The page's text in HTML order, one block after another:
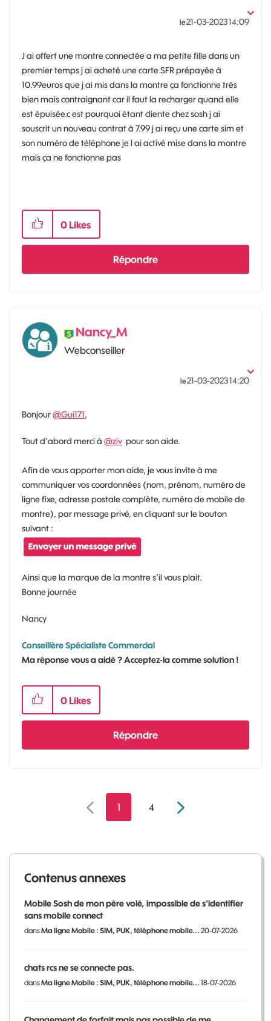
le‎21-03-202314:09
J ai offert une montre connectée a ma petite fille dans un
premier temps j ai acheté une carte SFR prépayée à
10.99euros que j ai mis dans la montre ça fonctionne très
bien mais contraignant car il faut la recharger quand elle
est épuisée.c est pourquoi étant cliente chez sosh j ai
souscrit un nouveau contrat à 7.99 j ai reçu une carte sim et
son numéro de téléphone je l ai activé mise dans la montre
mais ça ne fonctionne pas
0 Likes
Répondre
Nancy_M
Webconseiller
le‎21-03-202314:20
Bonjour@Gui171,
Tout d'abord merci à @ziv pour son aide.
Afin de vous apporter mon aide, je vous invite à me
communiquer vos coordonnées (nom, prénom, numéro de
ligne fixe, adresse postale complète, numéro de mobile de
montre), par message privé, en cliquant sur le bouton
suivant :
Ainsi que la marque de la montre s'il vous plait.
Bonne journée
Nancy
Conseillère Spécialiste Commercial
Ma réponse vous a aidé ? Acceptez-la comme solution !
0 Likes
Répondre
1 4
Contenus annexes
Mobile Sosh de mon père volé, impossible de s'identifier
sans mobile connect
dansMa ligne Mobile : SIM, PUK, téléphone mobile... 20-07-2026
chats rcs ne se connecte pas.
dansMa ligne Mobile : SIM, PUK, téléphone mobile... 18-07-2026